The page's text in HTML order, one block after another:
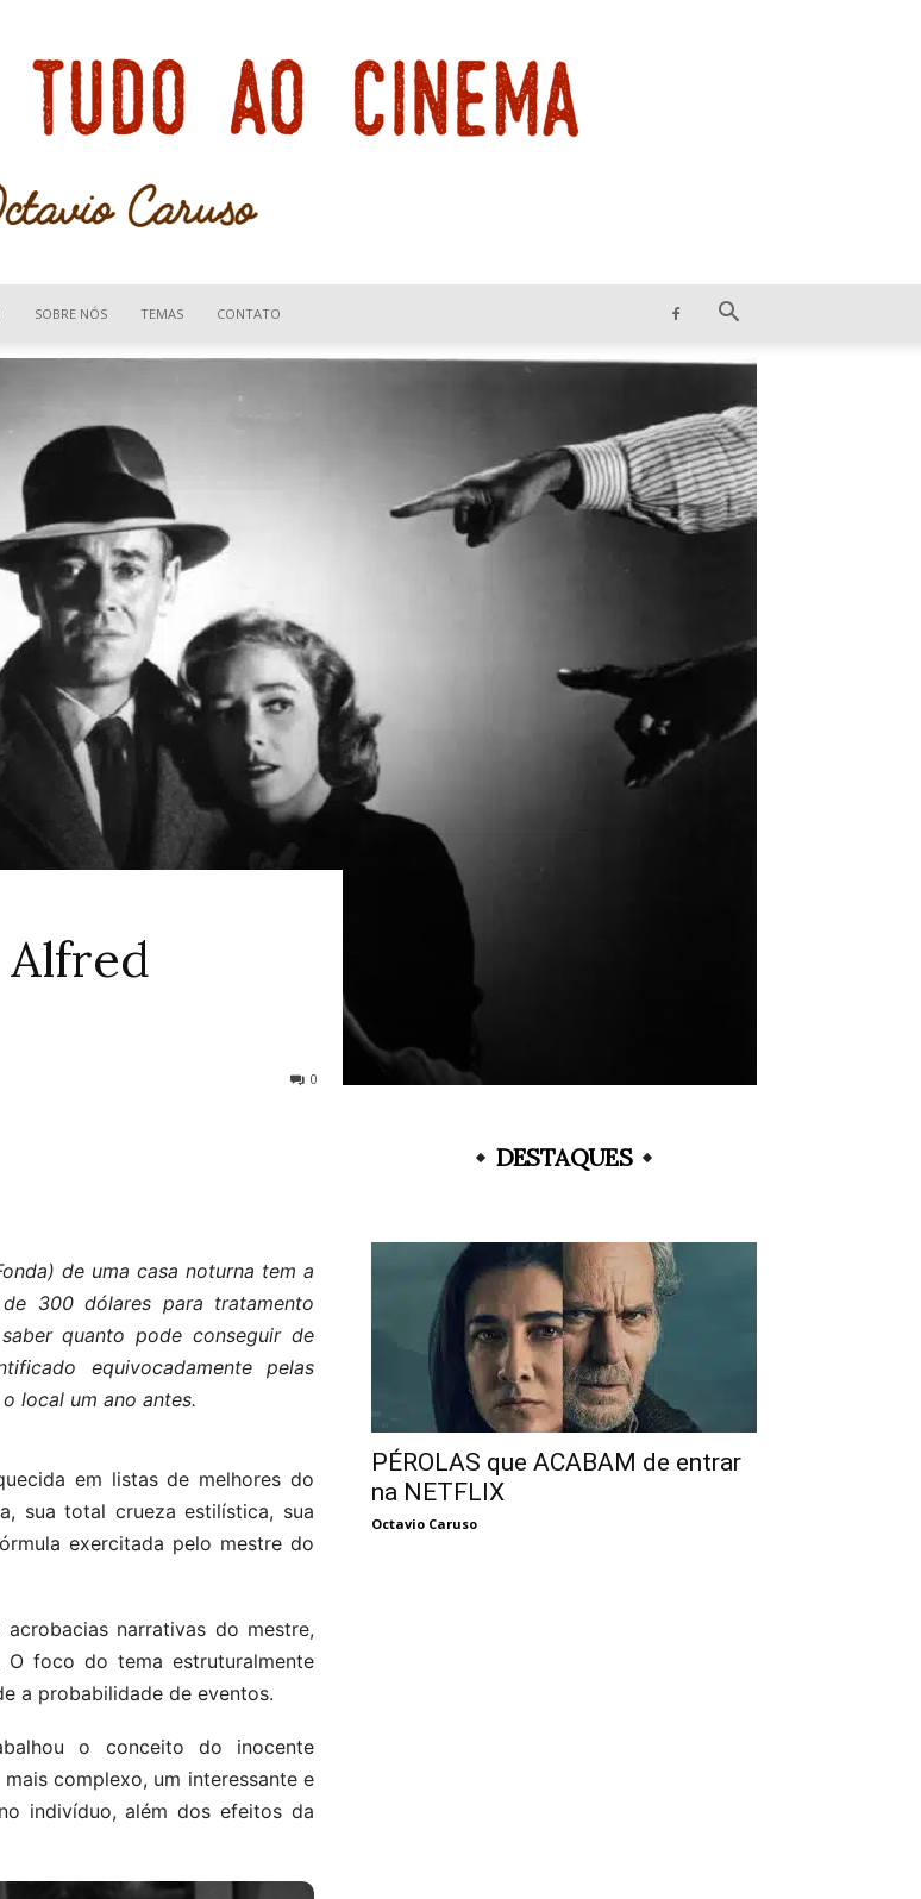
Devo
tudo
ao
Cinema
SOBRE NÓS TEMAS CONTATO
Alfred
0
de uma casa noturna tem a
300 dólares para tratamento
quanto pode conseguir de
equivocadamente pelas
local um ano antes.
em listas de melhores do
sua total crueza estilística, sua
exercitada pelo mestre do
narrativas do mestre,
O foco do tema estruturalmente
a probabilidade de eventos.
o conceito do inocente
complexo, um interessante e
indivíduo, além dos efeitos da
DESTAQUES
PÉROLAS que ACABAM de entrar
na NETFLIX
Octavio Caruso